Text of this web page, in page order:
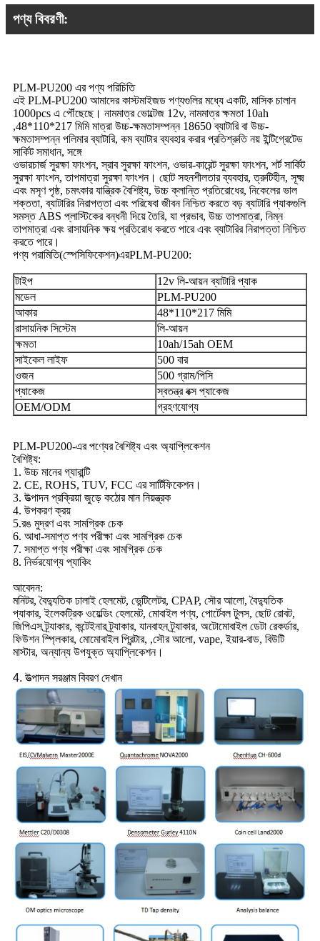
পণ্য বিবরণী:
PLM-PU200 এর পণ্য পরিচিতি
এই PLM-PU200 আমাদের কাস্টমাইজড পণ্যগুলির মধ্যে একটি, মাসিক চালান
1000pcs এ পৌঁছেছে। নামমাত্র ভোল্টেজ 12v, নামমাত্র ক্ষমতা 10ah
,48*110*217 মিমি মাত্রা উচ্চ-ক্ষমতাসম্পন্ন 18650 ব্যাটারি বা উচ্চ-
ক্ষমতাসম্পন্ন পলিমার ব্যাটারি, কম ব্যাটার ব্যবহার করার প্রতিশ্রুতি নয় ইন্টিগ্রেটেড
সার্কিট সমাধান, সঙ্গে
ওভারচার্জ সুরক্ষা ফাংশন, স্রাব সুরক্ষা ফাংশন, ওভার-কারেন্ট সুরক্ষা ফাংশন, শর্ট সার্কিট
সুরক্ষা ফাংশন, তাপমাত্রা সুরক্ষা ফাংশন। ছোট সহনশীলতার ব্যবহার, ত্রুটিহীন, সূক্ষ্ম
এবং মসৃণ পৃষ্ঠ, চমৎকার যান্ত্রিক বৈশিষ্ট্য, উচ্চ ক্লান্তি প্রতিরোধের, নিকেলের ভাল
শক্ততা, ব্যাটারির নিরাপত্তা এবং পরিষেবা জীবন নিশ্চিত করতে বড় ব্যাটারি প্যাকগুলি
সমস্ত ABS প্লাস্টিকের বন্ধনী দিয়ে তৈরি, যা প্রভাব, উচ্চ তাপমাত্রা, নিম্ন
তাপমাত্রা এবং রাসায়নিক ক্ষয় প্রতিরোধ করতে পারে এবং ব্যাটারির নিরাপত্তা নিশ্চিত
করতে পারে।
পণ্য পরামিতি(স্পেসিফিকেশন)এরPLM-PU200:
টাইপ
12v লি-আয়ন ব্যাটারি প্যাক
মডেল
PLM-PU200
আকার
48*110*217 মিমি
রাসায়নিক সিস্টেম
লি-আয়ন
ক্ষমতা
10ah/15ah OEM
সাইকেল লাইফ
500 বার
ওজন
500 গ্রাম/পিসি
প্যাকেজ
স্বতন্ত্র বক্স প্যাকেজ
OEM/ODM
গ্রহণযোগ্য
PLM-PU200-এর পণ্যের বৈশিষ্ট্য এবং অ্যাপ্লিকেশন
বৈশিষ্ট্য:
1. উচ্চ মানের গ্যারান্টি
2. CE, ROHS, TUV, FCC এর সার্টিফিকেশন।
3. উত্পাদন প্রক্রিয়া জুড়ে কঠোর মান নিয়ন্ত্রক
4. উপকরণ ক্রয়
5.রঙ মুদ্রণ এবং সামগ্রিক চেক
6. আধা-সমাপ্ত পণ্য পরীক্ষা এবং সামগ্রিক চেক
7. সমাপ্ত পণ্য পরীক্ষা এবং সামগ্রিক চেক
8. নির্ভরযোগ্য প্যাকিং
আবেদন:
মনিটর, বৈদ্যুতিক ঢালাই হেলমেট, ভেন্টিলেটর, CPAP, সৌর আলো, বৈদ্যুতিক
প্যাকার, ইলেকট্রিক ওয়েল্ডিং হেলমেট, মোবাইল পণ্য, পোর্টেবল টুলস, ছোট রোবট,
জিপিএস ট্র্যাকার, কন্টেইনার ট্র্যাকার, যানবাহন ট্র্যাকার, অটোমোবাইল ডেটা রেকর্ডার,
ফিউশন স্প্লিকার, মোমোবাইল প্রিন্টার, ,সৌর আলো, vape, ইয়ার-বাড, বিউটি
মাস্টার, অন্যান্য উপযুক্ত অ্যাপ্লিকেশন।
4. উত্পাদন সরঞ্জাম বিবরণ দেখান